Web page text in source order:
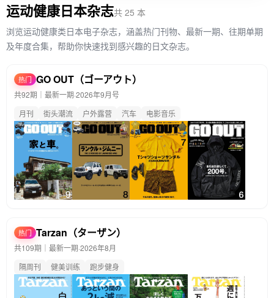
运动健康日本杂志共 25 本
浏览运动健康类日本电子杂志，涵盖热门刊物、最新一期、往期单期
及年度合集，帮助你快速找到感兴趣的日文杂志。
热门 GO OUT（ゴーアウト）
共92期｜最新一期·2026年9月号
月刊
街头潮流 户外露营 汽车 电影音乐
热门 Tarzan（ターザン）
共109期｜最新一期·2026年8月
隔周刊
健美训练 跑步健身